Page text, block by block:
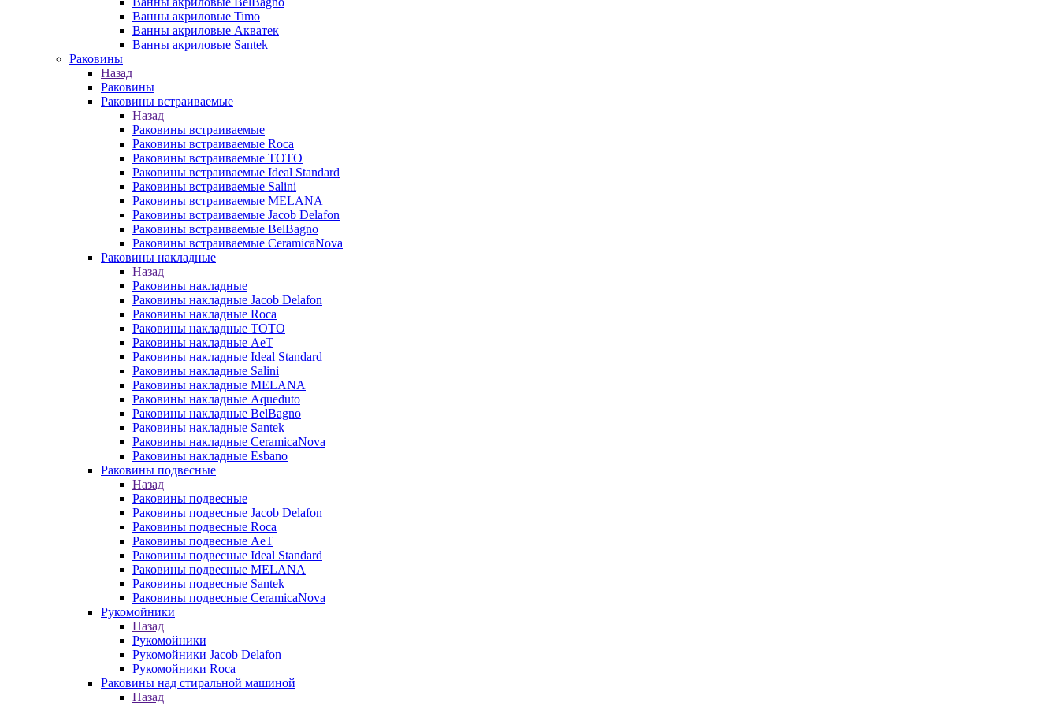
Ванны акриловые Timo
Ванны акриловые Акватек
Ванны акриловые Santek
Раковины
Назад
Раковины
Раковины встраиваемые
Назад
Раковины встраиваемые
Раковины встраиваемые Roca
Раковины встраиваемые TOTO
Раковины встраиваемые Ideal Standard
Раковины встраиваемые Salini
Раковины встраиваемые MELANA
Раковины встраиваемые Jacob Delafon
Раковины встраиваемые BelBagno
Раковины встраиваемые CeramicaNova
Раковины накладные
Назад
Раковины накладные
Раковины накладные Jacob Delafon
Раковины накладные Roca
Раковины накладные TOTO
Раковины накладные AeT
Раковины накладные Ideal Standard
Раковины накладные Salini
Раковины накладные MELANA
Раковины накладные Aqueduto
Раковины накладные BelBagno
Раковины накладные Santek
Раковины накладные CeramicaNova
Раковины накладные Esbano
Раковины подвесные
Назад
Раковины подвесные
Раковины подвесные Jacob Delafon
Раковины подвесные Roca
Раковины подвесные AeT
Раковины подвесные Ideal Standard
Раковины подвесные MELANA
Раковины подвесные Santek
Раковины подвесные CeramicaNova
Рукомойники
Назад
Рукомойники
Рукомойники Jacob Delafon
Рукомойники Roca
Раковины над стиральной машиной
Назад